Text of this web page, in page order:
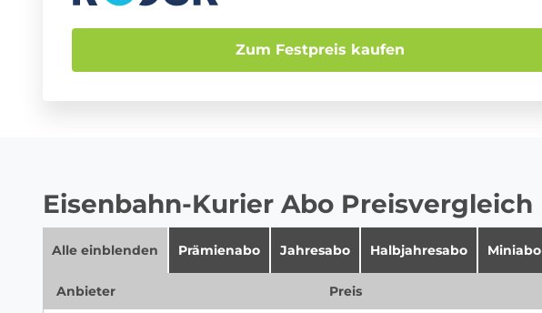
Zum Festpreis kaufen
Eisenbahn-Kurier Abo Preisvergleich
Alle einblenden Prämienabo Jahresabo Halbjahresabo Miniabo
Anbieter Preis